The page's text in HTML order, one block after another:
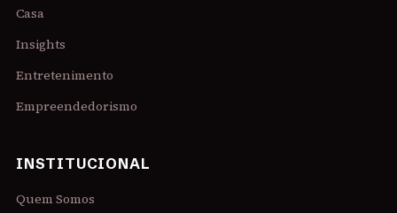
Casa
Insights
Entretenimento
Empreendedorismo
INSTITUCIONAL
Quem Somos